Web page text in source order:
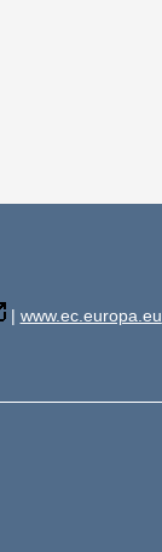
| www.ec.europa.eu